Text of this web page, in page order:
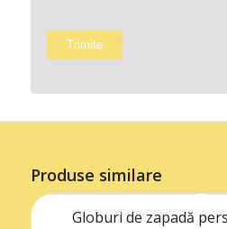
Produse similare
Globuri de zapadă